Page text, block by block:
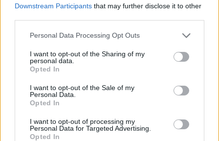
Downstream Participants that may further disclose it to other
Personal Data Processing Opt Outs
I want to opt-out of the Sharing of my
personal data.
Opted In
I want to opt-out of the Sale of my
Personal Data.
Opted In
I want to opt-out of processing my
Personal Data for Targeted Advertising.
Opted In
wszystko jest możliwe. Nigdy więc nie należy
lub nieprawdopodobne.